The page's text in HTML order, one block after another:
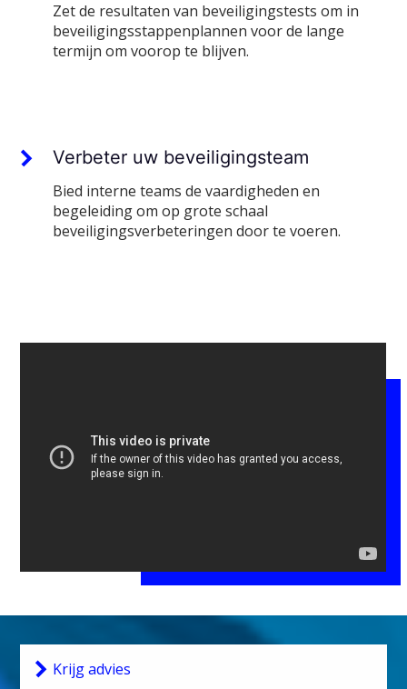
Zet de resultaten van beveiligingstests om in
beveiligingsstappenplannen voor de lange
termijn om voorop te blijven.
Verbeter uw beveiligingsteam
Bied interne teams de vaardigheden en
begeleiding om op grote schaal
beveiligingsverbeteringen door te voeren.
Krijg advies